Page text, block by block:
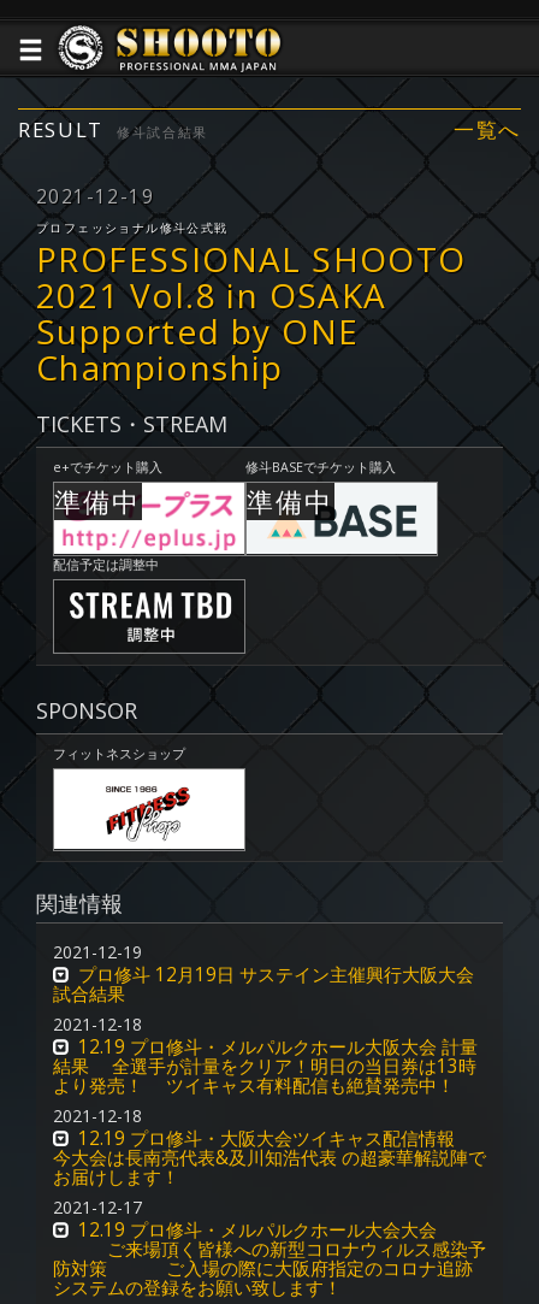
RESULT 修斗試合結果 一覧へ
2021-12-19
プロフェッショナル修斗公式戦
PROFESSIONAL SHOOTO
2021 Vol.8 in OSAKA
Supported by ONE
Championship
TICKETS・STREAM
e+でチケット購入 修斗BASEでチケット購入
配信予定は調整中
SPONSOR
フィットネスショップ
関連情報
2021-12-19
プロ修斗 12月19日 サステイン主催興行大阪大会
試合結果
2021-12-18
12.19 プロ修斗・メルパルクホール大阪大会 計量
結果 全選手が計量をクリア！明日の当日券は13時
より発売！ ツイキャス有料配信も絶賛発売中！
2021-12-18
12.19 プロ修斗・大阪大会ツイキャス配信情報
今大会は長南亮代表&及川知浩代表 の超豪華解説陣で
お届けします！
2021-12-17
12.19 プロ修斗・メルパルクホール大会大会
ご来場頂く皆様への新型コロナウィルス感染予
防対策 ご入場の際に大阪府指定のコロナ追跡
システムの登録をお願い致します！